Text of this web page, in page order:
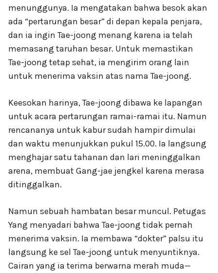
menunggunya. Ia mengatakan bahwa besok akan
ada “pertarungan besar” di depan kepala penjara,
dan ia ingin Tae-joong menang karena ia telah
memasang taruhan besar. Untuk memastikan
Tae-joong tetap sehat, ia mengirim orang lain
untuk menerima vaksin atas nama Tae-joong.
Keesokan harinya, Tae-joong dibawa ke lapangan
untuk acara pertarungan ramai-ramai itu. Namun
rencananya untuk kabur sudah hampir dimulai
dan waktu menunjukkan pukul 15.00. Ia langsung
menghajar satu tahanan dan lari meninggalkan
arena, membuat Gang-jae jengkel karena merasa
ditinggalkan.
Namun sebuah hambatan besar muncul. Petugas
Yang menyadari bahwa Tae-joong tidak pernah
menerima vaksin. Ia membawa “dokter” palsu itu
langsung ke sel Tae-joong untuk menyuntiknya.
Cairan yang ia terima berwarna merah muda—